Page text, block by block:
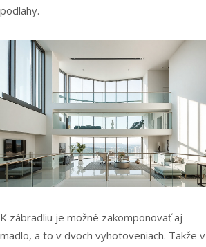
podlahy.
K zábradliu je možné zakomponovať aj
madlo, a to v dvoch vyhotoveniach. Takže v